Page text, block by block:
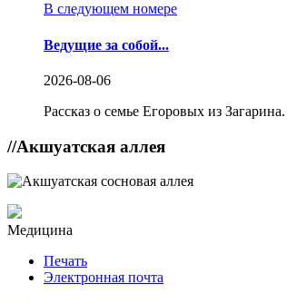
В следующем номере
Ведущие за собой...
2026-08-06
Рассказ о семье Егоровых из Загарина.
//Акшуатская аллея
Медицина
Печать
Электронная почта